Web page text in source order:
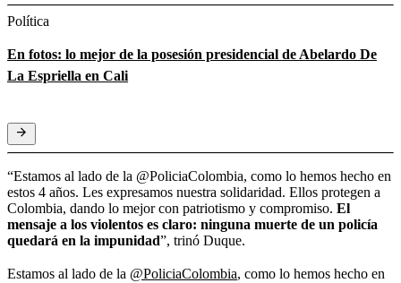
Política
En fotos: lo mejor de la posesión presidencial de Abelardo De
La Espriella en Cali
“Estamos al lado de la @PoliciaColombia, como lo hemos hecho en
estos 4 años. Les expresamos nuestra solidaridad. Ellos protegen a
Colombia, dando lo mejor con patriotismo y compromiso. El
mensaje a los violentos es claro: ninguna muerte de un policía
quedará en la impunidad”, trinó Duque.
Estamos al lado de la @PoliciaColombia, como lo hemos hecho en